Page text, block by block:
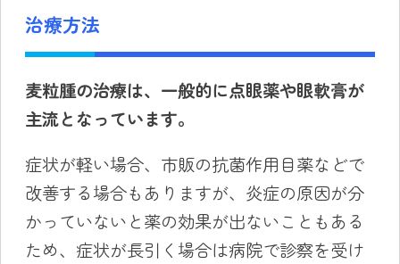
治療方法
麦粒腫の治療は、一般的に点眼薬や眼軟膏が
主流となっています。
症状が軽い場合、市販の抗菌作用目薬などで
改善する場合もありますが、炎症の原因が分
かっていないと薬の効果が出ないこともある
ため、症状が長引く場合は病院で診察を受け